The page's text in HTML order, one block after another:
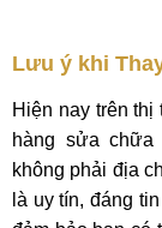
Lưu ý khi
Hiện nay trên
hàng sửa chữa
không phải địa
là uy tín, đáng